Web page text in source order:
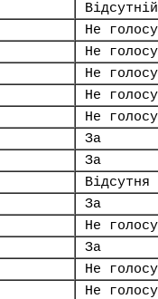
Відсутній
Не
Не
Не
Не
Не
За
За
Відсутня
За
Не
За
Не
Не